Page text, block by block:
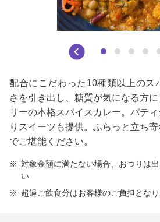
配合にこだわった10種類以上のス
さを引き出し、糖質が気になる方
リーの本格スパイスカレー。パテ
りスイーツも提供。ふらっと立ち
でご堪能ください。
対象金額に満たない場合、おつりは
い
超過ご飲食分はお客様のご負担とな